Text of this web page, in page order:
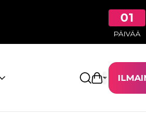
01
PÄIVÄÄ
Avaa